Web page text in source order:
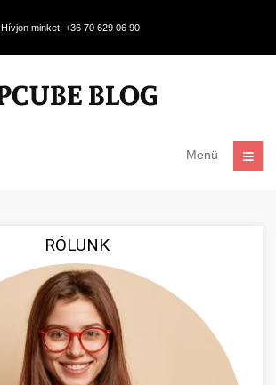
Hívjon minket: +36 70 629 06 90
Menü
RÓLUNK